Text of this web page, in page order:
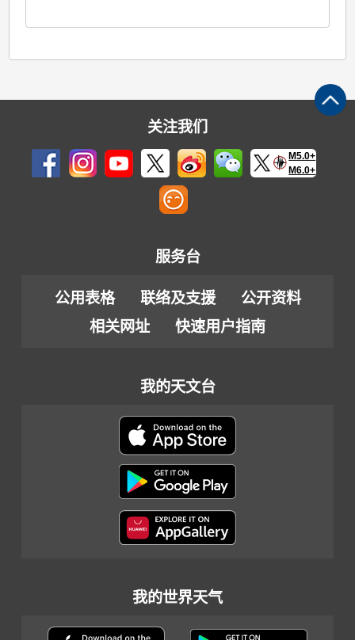
关注我们
M5.0+
M6.0+
服务台
公用表格 联络及支援
公开资料
相关网址
快速用户指南
我的天文台
我的世界天气